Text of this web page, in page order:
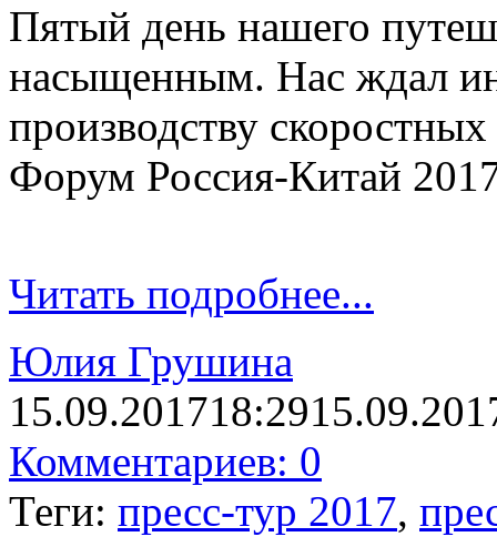
Пятый день нашего
насыщенным. Нас ждал
производству
Форум Россия-Китай
Читать подробнее...
Юлия Грушина
15.09.201718:29
Комментариев: 0
Теги: пресс-тур 2017,